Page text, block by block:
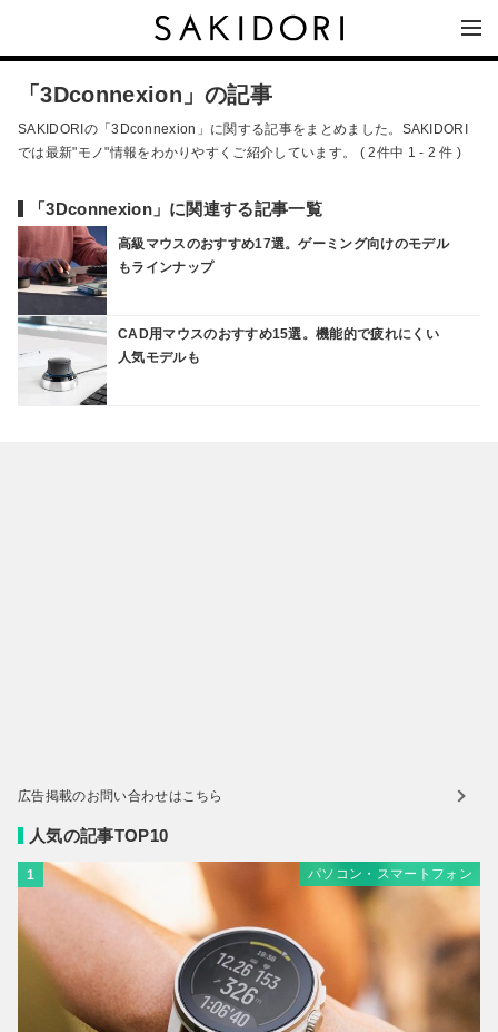
「3Dconnexion」の記事
SAKIDORIの「3Dconnexion」に関する記事をまとめました。SAKIDORI
では最新"モノ"情報をわかりやすくご紹介しています。 ( 2件中 1 - 2 件 )
「3Dconnexion」に関連する記事一覧
高級マウスのおすすめ17選。ゲーミング向けのモデル
もラインナップ
CAD用マウスのおすすめ15選。機能的で疲れにくい
人気モデルも
広告掲載のお問い合わせはこちら
人気の記事TOP10
1 パソコン・スマートフォン